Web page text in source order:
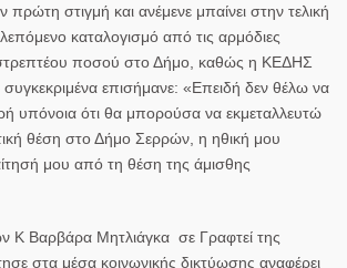
πρώτη στιγμή και ανέμενε μπαίνει στην τελική
καταλογισμό από τις αρμόδιες
ποσού στο Δήμο, καθώς η ΚΕΔΗΣ
συγκεκριμένα επισήμανε: «Επειδή δεν θέλω να
υπόνοια ότι θα μπορούσα να εκμεταλλευτώ
θέση στο Δήμο Σερρών, η ηθική μου
μου από τη θέση της άμισθης
Κ Βαρβάρα Μητλιάγκα σε Γραφτεί της
στα μέσα κοινωνικής δικτύωσης αναφέρει